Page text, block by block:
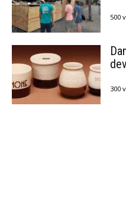
500
300